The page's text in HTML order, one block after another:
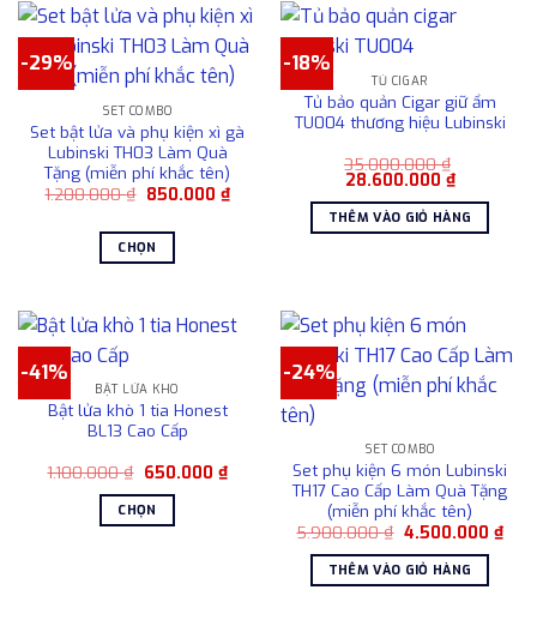
này
có
nhiều
thể.
Các
tùy
chọn
thể
được
trên
phẩm
-29%
SET COMBO
Set bật lửa và phụ kiện xì gà
Lubinski TH03 Làm Quà
Tặng (miễn phí khắc tên)
1.200.000₫ Giá
1.200.000 ₫.
850.000 ₫Giá
hiện
CHỌN
này
biến
thể.
tùy
chọn
có
-18%
TỦ CIGAR
Tủ bảo quản Cigar giữ ẩm
TU004 thương hiệu Lubinski
35.000.000₫
Giá
là:
35.000.000 ₫.
28.600.000 ₫Giá
hiện
tại
là:
THÊM VÀO GIỎ HÀNG
-41%
BẬT LỬA KHÒ
Bật lửa khò 1 tia Honest
BL13 Cao Cấp
1.100.000₫ Giá
là:
1.100.000 ₫.
650.000 ₫Giá
hiện
650.000 ₫.
CHỌN
-24%
SET COMBO
Set phụ kiện 6 món Lubinski
TH17 Cao Cấp Làm Quà Tặng
(miễn phí khắc tên)
5.900.000₫ Giá
là:
5.900.000 ₫.
4.500.000 ₫Giá
hiện
THÊM VÀO GIỎ HÀNG